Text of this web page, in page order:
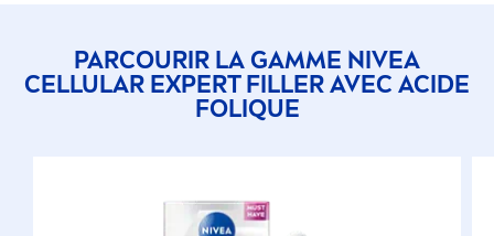
PARCOURIR LA GAMME NIVEA
CELLULAR EXPERTFILLERAVEC ACIDE
FOLIQUE